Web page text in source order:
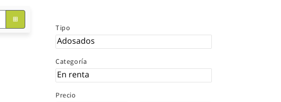
Tipo
Categoría
Precio